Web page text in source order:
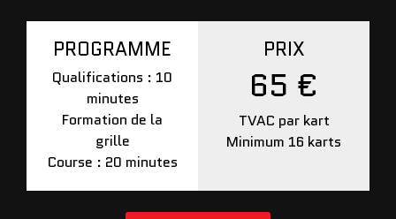
PROGRAMME
Qualifications : 10
minutes
Formation de la
grille
Course : 20 minutes
PRIX
65 €
TVAC par kart
Minimum 16 karts